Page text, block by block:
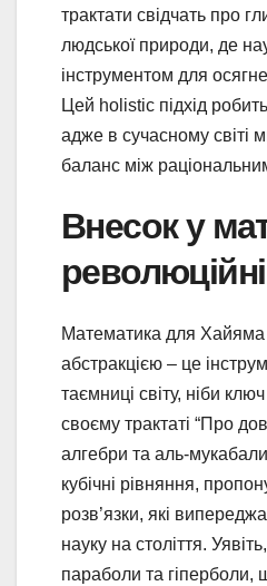
трактати свідчать про
людської природи, де
інструментом для
Цей holistic підхід
адже в сучасному світі
баланс між
Внесок у
революційні
Математика для Хайяма
абстракцією – це
таємниці світу, ніби
своєму трактаті “Про
алгебри та аль-
кубічні рівняння,
розв’язки, які
науку на століття.
параболи та гіперболи,